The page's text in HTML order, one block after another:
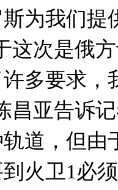
我们提
这次是俄
多要求
昌亚告诉
道，但由
火卫1必